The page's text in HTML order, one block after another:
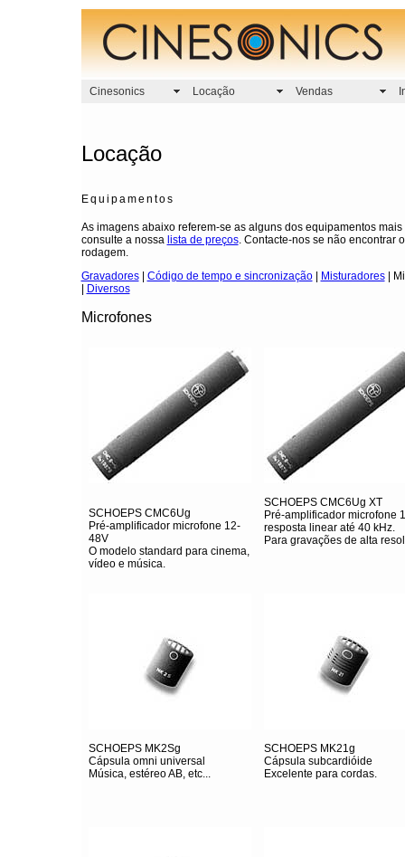
Cinesonics Locação Vendas
Locação
Equipamentos
As imagens abaixo referem-se as alguns dos equipamentos
consulte a nossa lista de preços. Contacte-nos se não encontrar
rodagem.
Gravadores| Código de tempo e sincronização| Misturadores|
Diversos
Microfones
SCHOEPS CMC6Ug
Pré-amplificador microfone 12-
48V
O modelo standard para cinema,
vídeo e música.
SCHOEPS CMC6Ug XT
Pré-amplificador microfone
resposta linear até 40 kHz.
Para gravações de alta
SCHOEPS MK2Sg
Cápsula omni universal
Música, estéreo AB, etc...
SCHOEPS MK21g
Cápsula subcardióide
Excelente para cordas.